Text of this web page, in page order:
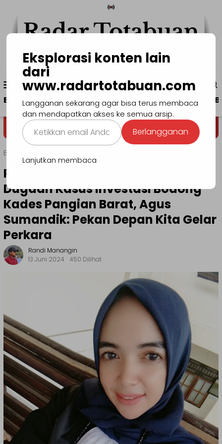
konten
Menu
Mobile
www.radartotabuan.com
Beranda Kotamobagu Bolmong Boltim
Dega' Niondon Selamat
Beranda
Pengacara Desak Tuntaskan
Dugaan Kasus Investasi Bodong
Kades Pangian Barat, Agus
Sumandik: Pekan Depan Kita Gelar
Perkara
Randi Manangin
13 Juni 2024
450 Dilihat
Eksplorasi konten lain
dari
www.radartotabuan.com
Langganan sekarang agar bisa terus membaca
dan mendapatkan akses ke semua arsip.
Ketikkan
email
Anda...
Berlangganan
Lanjutkan membaca